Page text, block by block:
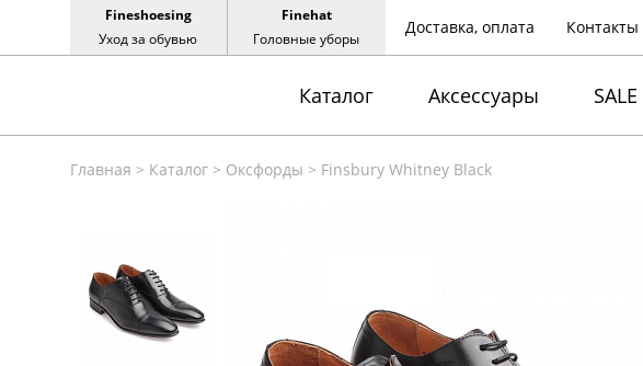
Fineshoesing
Уход за обувью
Finehat
Головные уборы
Доставка, оплата Контакты
Каталог Аксессуары SALE
Главная > Каталог> Оксфорды > Finsbury Whitney Black